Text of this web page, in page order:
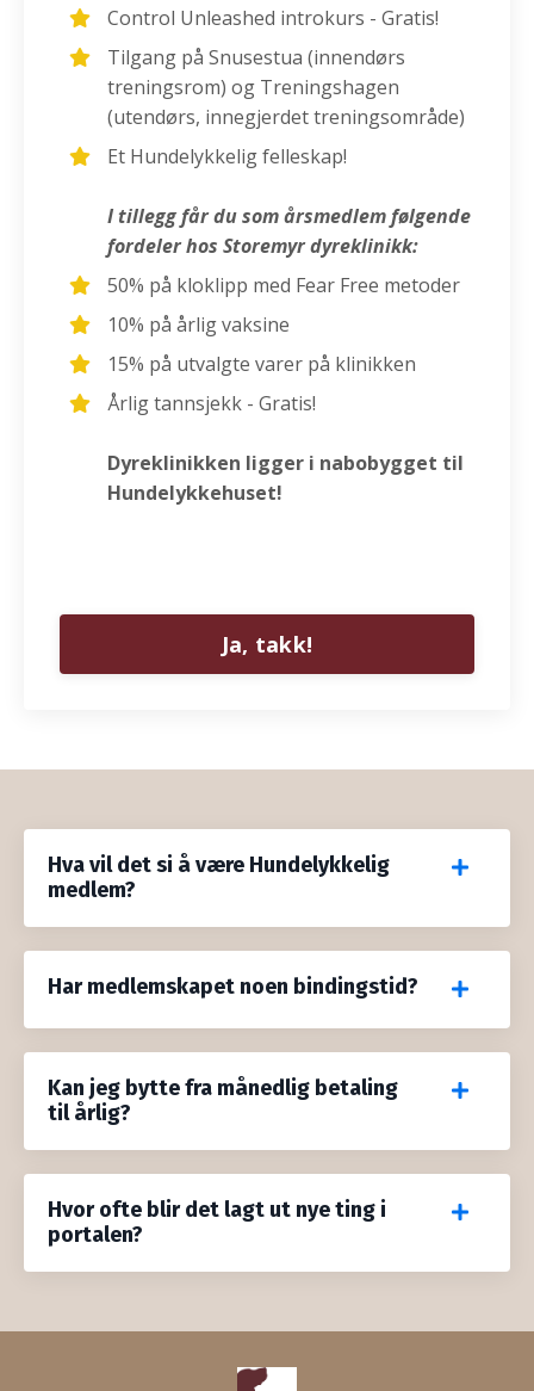
Control Unleashed introkurs - Gratis!
Tilgang på Snusestua (innendørs
treningsrom) og Treningshagen
(utendørs, innegjerdet treningsområde)
Et Hundelykkelig felleskap!
I tillegg får du som årsmedlem følgende
fordeler hos Storemyr dyreklinikk:
50% på kloklipp med Fear Free metoder
10% på årlig vaksine
15% på utvalgte varer på klinikken
Årlig tannsjekk - Gratis!
Dyreklinikken ligger i nabobygget til
Hundelykkehuset!
Ja, takk!
Hva vil det si å være Hundelykkelig
medlem?
Har medlemskapet noen bindingstid?
Kan jeg bytte fra månedlig betaling
til årlig?
Hvor ofte blir det lagt ut nye ting i
portalen?